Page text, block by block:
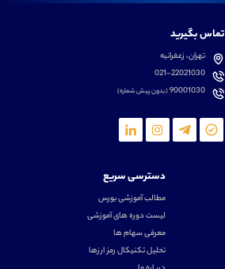
تماس بگیرید
تهران، زعفرانیه
021-22021030
90001030(بدون پیش شماره)
دسترسی سریع
مطالب آموزشی بورس
لیست دوره های آموزشی
معرفی سهام ها
تحلیل تکنیکال رمز ارزها